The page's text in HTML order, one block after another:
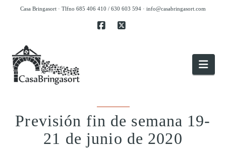
Casa Bringasort · Tlfno 685 406 410 / 630 603 594 · info@casabringasort.com
Previsión fin de semana 19-
21 de junio de 2020